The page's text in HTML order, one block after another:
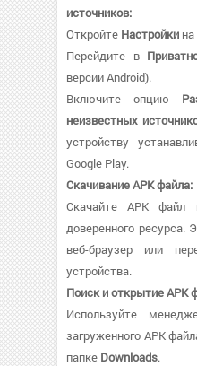
источников:
Откройте Настройки
Перейдите в
версии Android).
Включите опцию
неизвестных
устройству
Google Play.
Скачивание APK файла:
Скачайте APK файл
доверенного ресурса.
веб-браузер или
устройства.
Поиск и открытие APK
Используйте
загруженного APK
папке Downloads.